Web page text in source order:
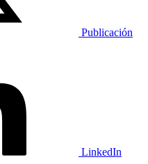
Publicación
LinkedIn